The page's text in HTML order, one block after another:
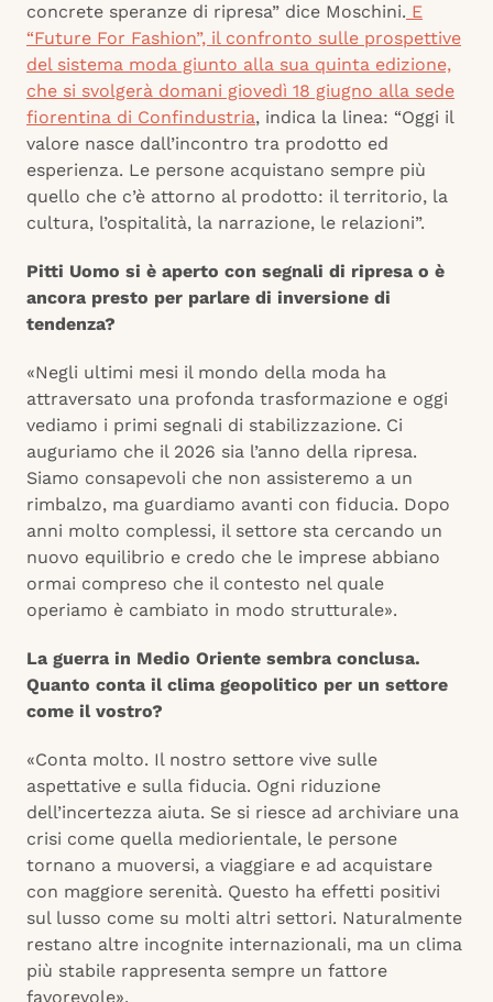
concrete speranze di ripresa” dice Moschini. E
“Future For Fashion”, il confronto sulle prospettive
del sistema moda giunto alla sua quinta edizione,
che si svolgerà domani giovedì 18 giugno alla sede
fiorentina di Confindustria, indica la linea: “Oggi il
valore nasce dall’incontro tra prodotto ed
esperienza. Le persone acquistano sempre più
quello che c’è attorno al prodotto: il territorio, la
cultura, l’ospitalità, la narrazione, le relazioni”.
Pitti Uomo si è aperto con segnali di ripresa o è
ancora presto per parlare di inversione di
tendenza?
«Negli ultimi mesi il mondo della moda ha
attraversato una profonda trasformazione e oggi
vediamo i primi segnali di stabilizzazione. Ci
auguriamo che il 2026 sia l’anno della ripresa.
Siamo consapevoli che non assisteremo a un
rimbalzo, ma guardiamo avanti con fiducia. Dopo
anni molto complessi, il settore sta cercando un
nuovo equilibrio e credo che le imprese abbiano
ormai compreso che il contesto nel quale
operiamo è cambiato in modo strutturale».
La guerra in Medio Oriente sembra conclusa.
Quanto conta il clima geopolitico per un settore
come il vostro?
«Conta molto. Il nostro settore vive sulle
aspettative e sulla fiducia. Ogni riduzione
dell’incertezza aiuta. Se si riesce ad archiviare una
crisi come quella mediorientale, le persone
tornano a muoversi, a viaggiare e ad acquistare
con maggiore serenità. Questo ha effetti positivi
sul lusso come su molti altri settori. Naturalmente
restano altre incognite internazionali, ma un clima
più stabile rappresenta sempre un fattore
favorevole».